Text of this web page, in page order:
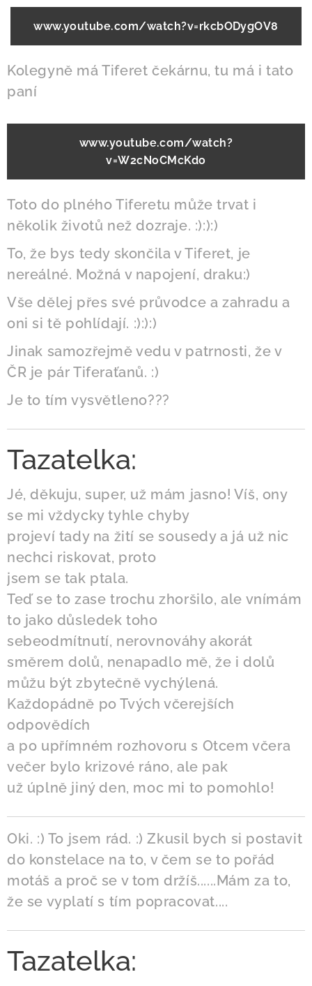
www.youtube.com/watch?v=rkcbODygOV8
Kolegyně má Tiferet čekárnu, tu má i tato
paní
www.youtube.com/watch?
v=W2cNoCMcKdo
Toto do plného Tiferetu může trvat i
několik životů než dozraje. :):):)
To, že bys tedy skončila v Tiferet, je
nereálné. Možná v napojení, draku:)
Vše dělej přes své průvodce a zahradu a
oni si tě pohlídají. :):):)
Jinak samozřejmě vedu v patrnosti, že v
ČR je pár Tiferaťanů. :)
Je to tím vysvětleno???
Tazatelka:
Jé, děkuju, super, už mám jasno! Víš, ony
se mi vždycky tyhle chyby
projeví tady na žití se sousedy a já už nic
nechci riskovat, proto
jsem se tak ptala.
Teď se to zase trochu zhoršilo, ale vnímám
to jako důsledek toho
sebeodmítnutí, nerovnováhy akorát
směrem dolů, nenapadlo mě, že i dolů
můžu být zbytečně vychýlená.
Každopádně po Tvých včerejších
odpovědích
a po upřímném rozhovoru s Otcem včera
večer bylo krizové ráno, ale pak
už úplně jiný den, moc mi to pomohlo!
Oki. :) To jsem rád. :) Zkusil bych si postavit
do konstelace na to, v čem se to pořád
motáš a proč se v tom držíš......Mám za to,
že se vyplatí s tím popracovat....
Tazatelka: